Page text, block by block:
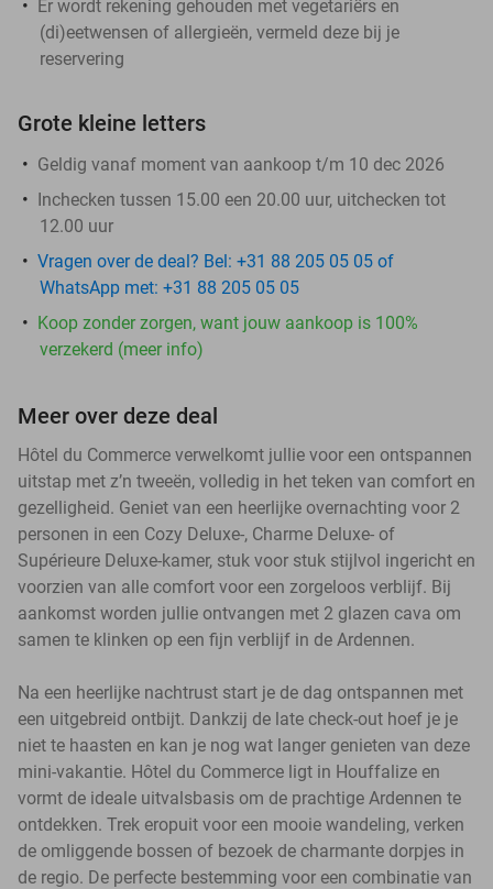
Er wordt rekening gehouden met vegetariërs en
(di)eetwensen of allergieën, vermeld deze bij je
reservering
Grote kleine letters
Geldig vanaf moment van aankoop t/m 10 dec 2026
Inchecken tussen 15.00 een 20.00 uur, uitchecken tot
12.00 uur
Vragen over de deal? Bel: +31 88 205 05 05 of
WhatsApp met: +31 88 205 05 05
Koop zonder zorgen, want jouw aankoop is 100%
verzekerd (meer info)
Meer over deze deal
Hôtel du Commerce verwelkomt jullie voor een ontspannen
uitstap met z’n tweeën, volledig in het teken van comfort en
gezelligheid. Geniet van een heerlijke overnachting voor 2
personen in een Cozy Deluxe-, Charme Deluxe- of
Supérieure Deluxe-kamer, stuk voor stuk stijlvol ingericht en
voorzien van alle comfort voor een zorgeloos verblijf. Bij
aankomst worden jullie ontvangen met 2 glazen cava om
samen te klinken op een fijn verblijf in de Ardennen.
Na een heerlijke nachtrust start je de dag ontspannen met
een uitgebreid ontbijt. Dankzij de late check-out hoef je je
niet te haasten en kan je nog wat langer genieten van deze
mini-vakantie. Hôtel du Commerce ligt in Houffalize en
vormt de ideale uitvalsbasis om de prachtige Ardennen te
ontdekken. Trek eropuit voor een mooie wandeling, verken
de omliggende bossen of bezoek de charmante dorpjes in
de regio. De perfecte bestemming voor een combinatie van